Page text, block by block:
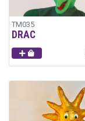
TM035
DRAC